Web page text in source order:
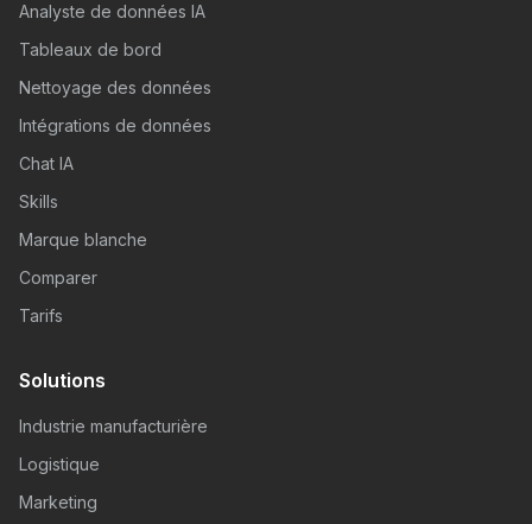
Analyste de données IA
Tableaux de bord
Nettoyage des données
Intégrations de données
Chat IA
Skills
Marque blanche
Comparer
Tarifs
Solutions
Industrie manufacturière
Logistique
Marketing